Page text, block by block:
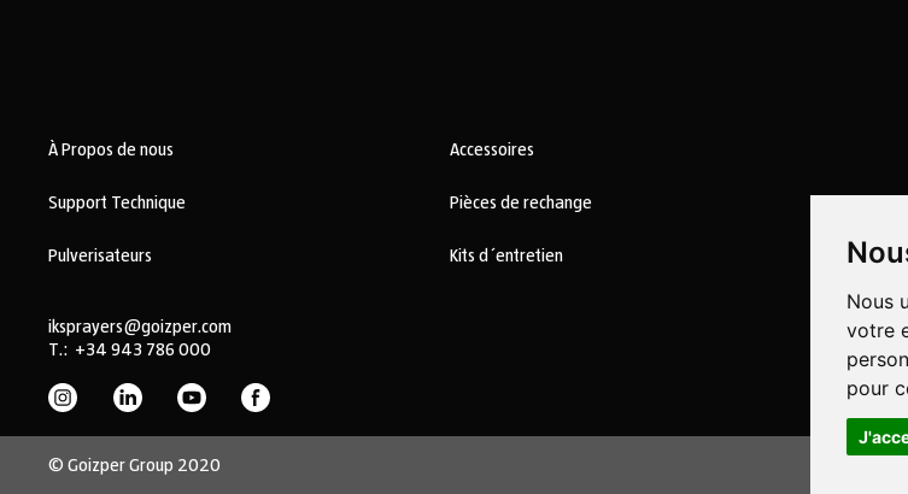
Nous
votre
pour
À Propos de nous
Support Technique
Pulverisateurs
Accessoires
Pièces de rechange
Kits d´entretien
iksprayers@goizper.com
T.: +34 943 786 000
© Goizper Group 2020